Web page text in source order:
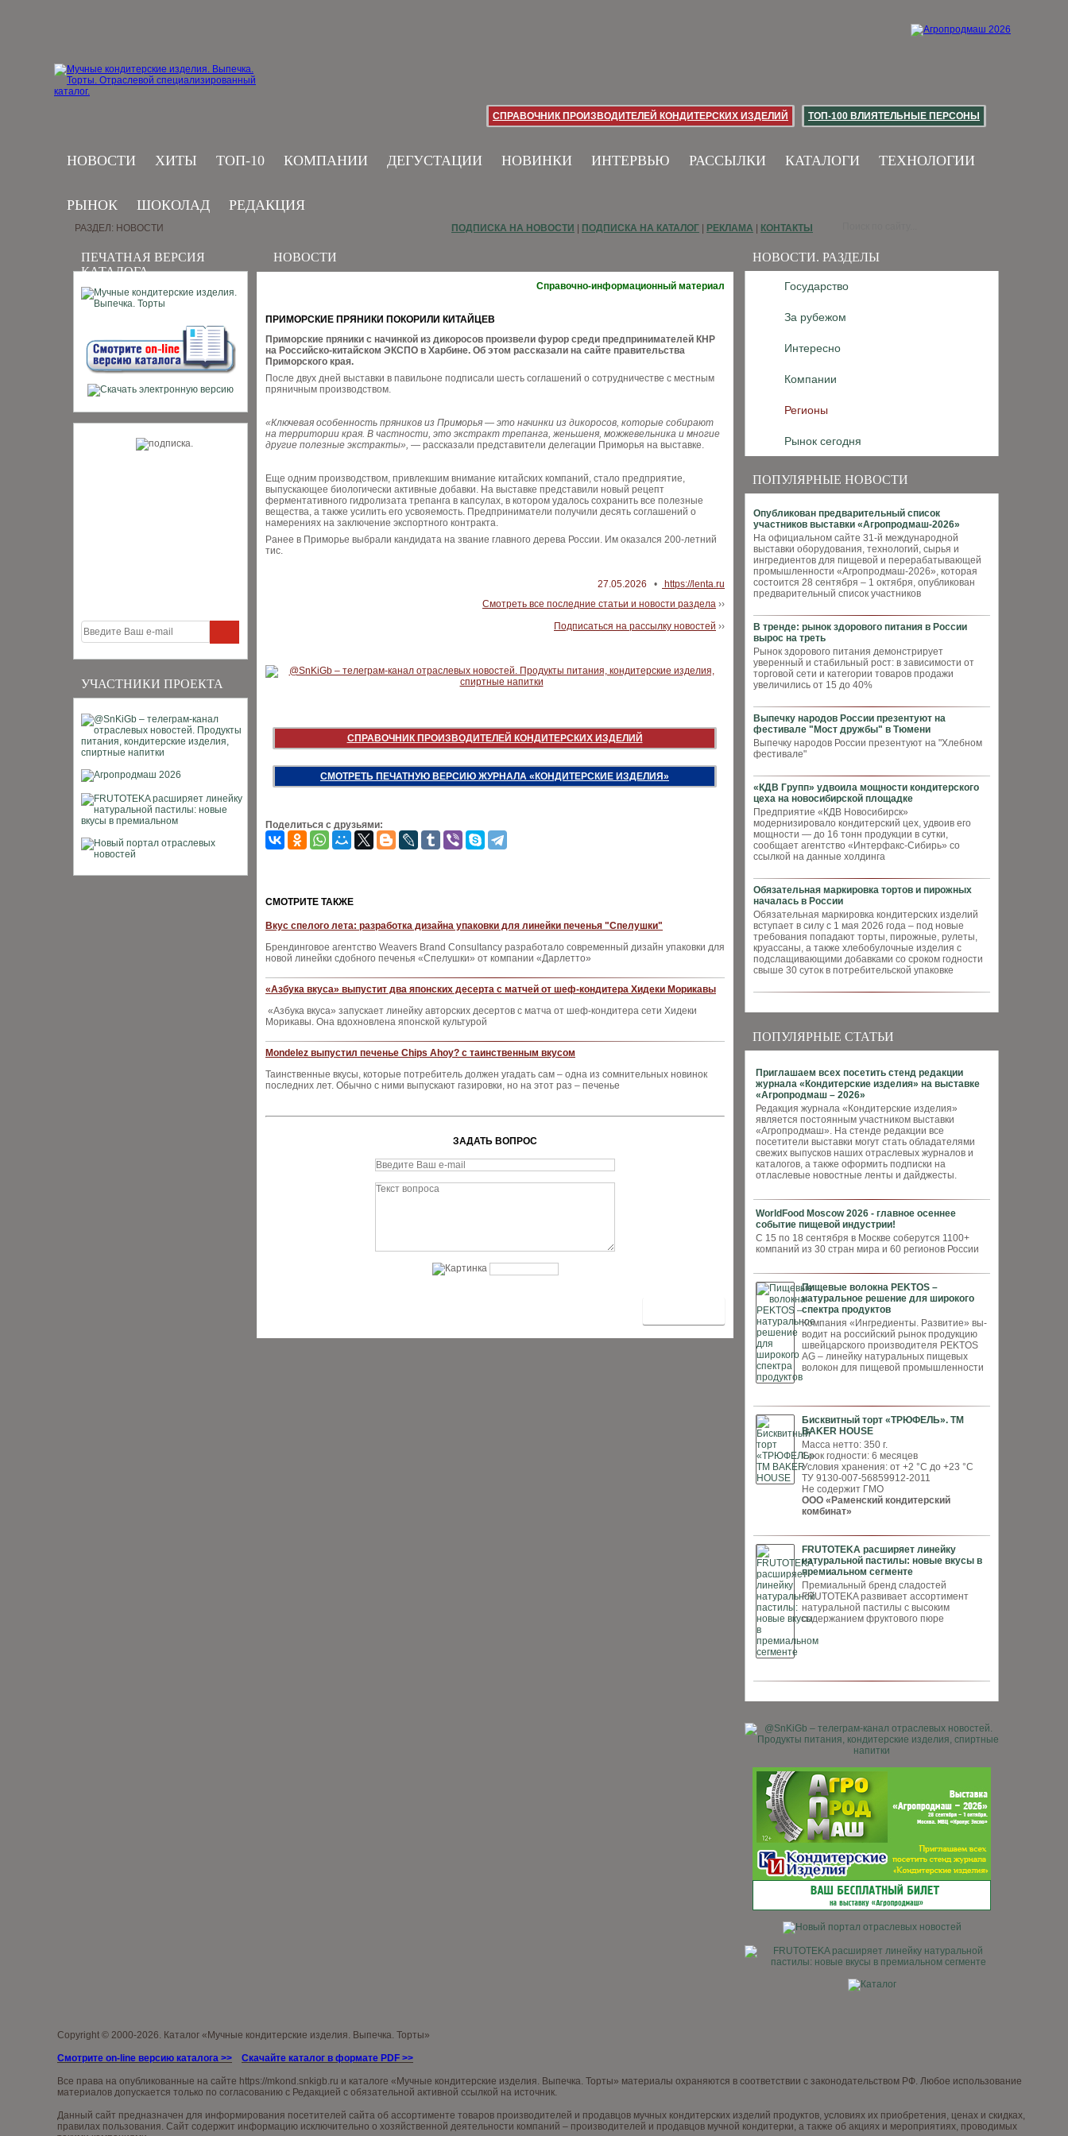
СПРАВОЧНИК ПРОИЗВОДИТЕЛЕЙ КОНДИТЕРСКИХ ИЗДЕЛИЙ ТОП-100 ВЛИЯТЕЛЬНЫЕ ПЕРСОНЫ
НОВОСТИ ХИТЫ ТОП-10 КОМПАНИИ ДЕГУСТАЦИИ НОВИНКИ ИНТЕРВЬЮ РАССЫЛКИ КАТАЛОГИ ТЕХНОЛОГИИ
РЫНОК ШОКОЛАД РЕДАКЦИЯ
ПЕЧАТНАЯ ВЕРСИЯ
КАТАЛОГА
УЧАСТНИКИ ПРОЕКТА
НОВОСТИ. РАЗДЕЛЫ
Государство
За рубежом
Интересно
Компании
Регионы
Рынок сегодня
ПОПУЛЯРНЫЕ НОВОСТИ
Опубликован предварительный список
участников выставки «Агропродмаш-2026»
На официальном сайте 31-й международной
выставки оборудования, технологий, сырья и
ингредиентов для пищевой и перерабатывающей
промышленности «Агропродмаш-2026», которая
состоится 28 сентября – 1 октября, опубликован
предварительный список участников
В тренде: рынок здорового питания в России
вырос на треть
Рынок здорового питания демонстрирует
уверенный и стабильный рост: в зависимости от
торговой сети и категории товаров продажи
увеличились от 15 до 40%
Выпечку народов России презентуют на
фестивале "Мост дружбы" в Тюмени
Выпечку народов России презентуют на "Хлебном
фестивале"
«КДВ Групп» удвоила мощности кондитерского
цеха на новосибирской площадке
Предприятие «КДВ Новосибирск»
модернизировало кондитерский цех, удвоив его
мощности — до 16 тонн продукции в сутки,
сообщает агентство «Интерфакс-Сибирь» со
ссылкой на данные холдинга
Обязательная маркировка тортов и пирожных
началась в России
Обязательная маркировка кондитерских изделий
вступает в силу с 1 мая 2026 года – под новые
требования попадают торты, пирожные, рулеты,
круассаны, а также хлебобулочные изделия с
подслащивающими добавками со сроком годности
свыше 30 суток в потребительской упаковке
ПОПУЛЯРНЫЕ СТАТЬИ
Приглашаем всех посетить стенд редакции
журнала «Кондитерские изделия» на выставке
«Агропродмаш – 2026»
Редакция журнала «Кондитерские изделия»
является постоянным участником выставки
«Агропродмаш». На стенде редакции все
посетители выставки могут стать обладателями
свежих выпусков наших отраслевых журналов и
каталогов, а также оформить подписки на
отласлевые новостные ленты и дайджесты.
WorldFood Moscow 2026 - главное осеннее
событие пищевой индустрии!
С 15 по 18 сентября в Москве соберутся 1100+
компаний из 30 стран мира и 60 регионов России
Пищевые волокна PEKTOS –
натуральное решение для широкого
спектра продуктов
Компания «Ингредиенты. Развитие» вы­
водит на российский рынок продукцию
швей­царского производителя PEKTOS
AG – ли­нейку натуральных пищевых
волокон для пи­щевой промышленности
Бисквитный торт «ТРЮФЕЛЬ». ТМ
BAKER HOUSE
Масса нетто: 350 г.
Срок годности: 6 месяцев
Условия хранения: от +2 °С до +23 °С
ТУ 9130-007-56859912-2011
Не содержит ГМО
ООО «Раменский кондитерский
комбинат»
FRUTOTEKA расширяет линейку
натуральной пастилы: новые вкусы в
премиальном сегменте
Премиальный бренд сладостей
FRUTOTEKA развивает ассортимент
натуральной пастилы с высоким
содержанием фруктового пюре
РАЗДЕЛ: НОВОСТИ ПОДПИСКА НА НОВОСТИ ПОДПИСКА НА КАТАЛОГ РЕКЛАМА КОНТАКТЫ
НОВОСТИ
Справочно-информационный материал
ПРИМОРСКИЕ ПРЯНИКИ ПОКОРИЛИ КИТАЙЦЕВ
Приморские пряники с начинкой из дикоросов произвели фурор среди предпринимателей КНР
на Российско-китайском ЭКСПО в Харбине. Об этом рассказали на сайте правительства
Приморского края.
После двух дней выставки в павильоне подписали шесть соглашений о сотрудничестве с местным
пряничным производством.
«Ключевая особенность пряников из Приморья — это начинки из дикоросов, которые собирают
на территории края. В частности, это экстракт трепанга, женьшеня, можжевельника и многие
другие полезные экстракты», — рассказали представители делегации Приморья на выставке.
Еще одним производством, привлекшим внимание китайских компаний, стало предприятие,
выпускающее биологически активные добавки. На выставке представили новый рецепт
ферментативного гидролизата трепанга в капсулах, в котором удалось сохранить все полезные
вещества, а также усилить его усвояемость. Предприниматели получили десять соглашений о
намерениях на заключение экспортного контракта.
Ранее в Приморье выбрали кандидата на звание главного дерева России. Им оказался 200-летний
тис.
27.05.2026 •
https://lenta.ru
Смотреть все последние статьи и новости раздела ››
Подписаться на рассылку новостей ››
СПРАВОЧНИК ПРОИЗВОДИТЕЛЕЙ КОНДИТЕРСКИХ ИЗДЕЛИЙ
СМОТРЕТЬ ПЕЧАТНУЮ ВЕРСИЮ ЖУРНАЛА «КОНДИТЕРСКИЕ ИЗДЕЛИЯ»
Поделиться с друзьями:
CМОТРИТЕ ТАКЖЕ
Вкус спелого лета: разработка дизайна упаковки для линейки печенья "Спелушки"
Брендинговое агентство Weavers Brand Consultancy разработало современный дизайн упаковки для
новой линейки сдобного печенья «Спелушки» от компании «Дарлетто»
«Азбука вкуса» выпустит два японских десерта с матчей от шеф-кондитера Хидеки Морикавы
«Азбука вкуса» запускает линейку авторских десертов с матча от шеф‑кондитера сети Хидеки
Морикавы. Она вдохновлена японской культурой
Mondelez выпустил печенье Chips Ahoy? с таинственным вкусом
Таинственные вкусы, которые потребитель должен угадать сам – одна из сомнительных новинок
последних лет. Обычно с ними выпускают газировки, но на этот раз – печенье
ЗАДАТЬ ВОПРОС
Copyright © 2000-2026. Каталог «Мучные кондитерские изделия. Выпечка. Торты»
Смотрите on-line версию каталога >> Скачайте каталог в формате PDF >>
Все права на опубликованные на сайте https://mkond.snkigb.ru и каталоге «Мучные кондитерские изделия. Выпечка. Торты» материалы охраняются в соответствии с законодательством РФ. Любое использование
материалов допускается только по согласованию с Редакцией с обязательной активной ссылкой на источник.
Данный сайт предназначен для информирования посетителей сайта об ассортименте товаров производителей и продавцов мучных кондитерских изделий продуктов, условиях их приобретения, ценах и скидках,
правилах пользования. Сайт содержит информацию исключительно о хозяйственной деятельности компаний – производителей и продавцов мучной кондитерки, а также об акциях и мероприятиях, проводимых